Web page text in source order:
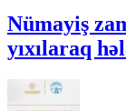
Nümayiş
yıxılaraq